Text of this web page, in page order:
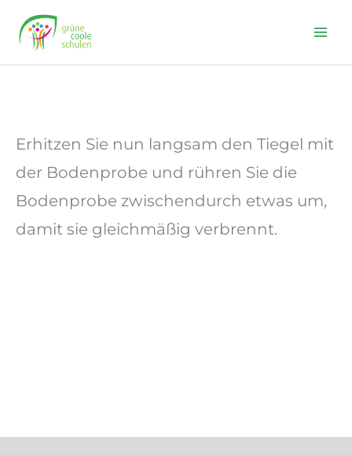
content
Erhitzen Sie nun langsam den Tiegel mit
der Bodenprobe und rühren Sie die
Bodenprobe zwischendurch etwas um,
damit sie gleichmäßig verbrennt.